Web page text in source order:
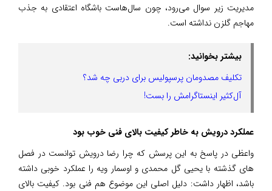
مدیریت زیر سوال می‌رود، چون سال‌هاست باشگاه اعتقادی به جذب
مهاجم گلزن نداشته است.
بیشتر بخوانید:
تکلیف مصدومان پرسپولیس برای دربی چه شد؟
آل‌کثیر اینستاگرامش را بست!
عملکرد درویش به خاطر کیفیت بالای فنی خوب بود
واعظی در پاسخ به این پرسش که چرا رضا درویش توانست در فصل
های گذشته با یحیی گل محمدی و اوسمار ویه را عملکرد خوبی داشته
باشد، اظهار داشت: دلیل اصلی این موضوع هم فنی بود. کیفیت بالای